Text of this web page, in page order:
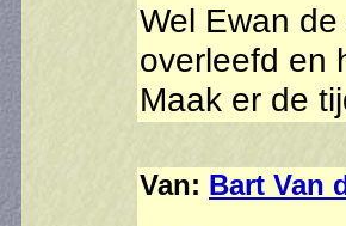
Wel Ewan
overleefd en
Maak er de
Van: Bart Van